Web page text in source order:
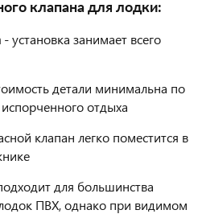
клапана для лодки:
- установка занимает всего
детали минимальна по
отдыха
клапан легко поместится в
для большинства
ПВХ, однако при видимом